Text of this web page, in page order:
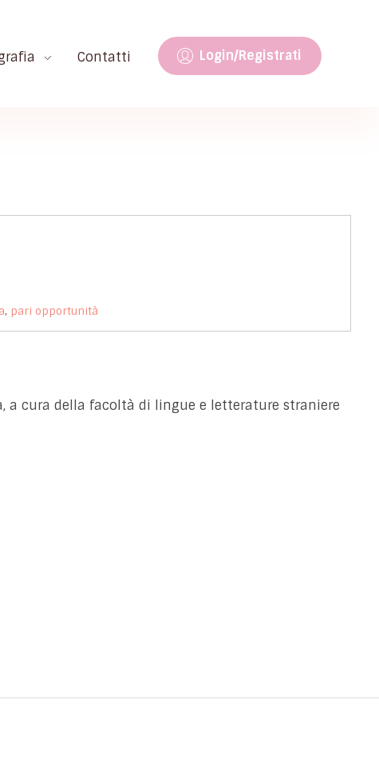
Contatti Login/Registrati
, pari opportunità
a cura della facoltà di lingue e letterature straniere